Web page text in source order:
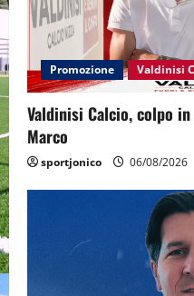
Promozione Valdinisi
Valdinisi Calcio, colpo
Marco
sportjonico 06/08/2026